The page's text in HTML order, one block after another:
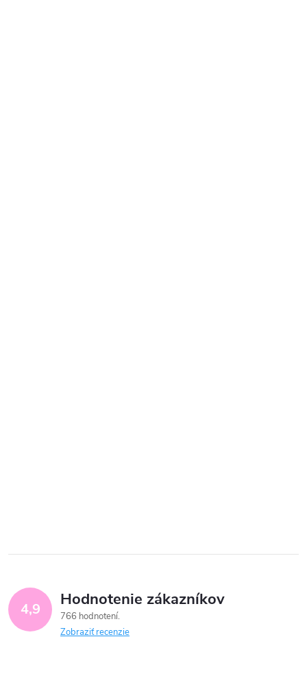
4,9 Hodnotenie zákazníkov
766 hodnotení
Zobraziť recenzie